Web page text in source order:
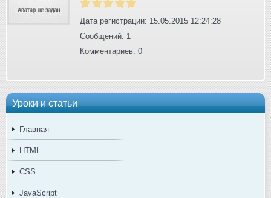
Уроки и статьи
Главная
HTML
CSS
JavaScript
Дата регистрации: 15.05.2015 12:24:28
Сообщений: 1
Комментариев: 0